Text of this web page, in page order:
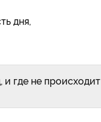
дня,
и где не происходит